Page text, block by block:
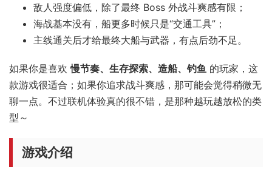
敌人强度偏低，除了最终 Boss 外战斗爽感有限；
海战基本没有，船更多时候只是“交通工具”；
主线通关后才给最终大船与武器，有点后劲不足。
如果你是喜欢慢节奏、生存探索、造船、钓鱼 的玩家，这
款游戏很适合；如果你追求战斗爽感，那可能会觉得稍微无
聊一点。不过联机体验真的很不错，是那种越玩越放松的类
型～
游戏介绍